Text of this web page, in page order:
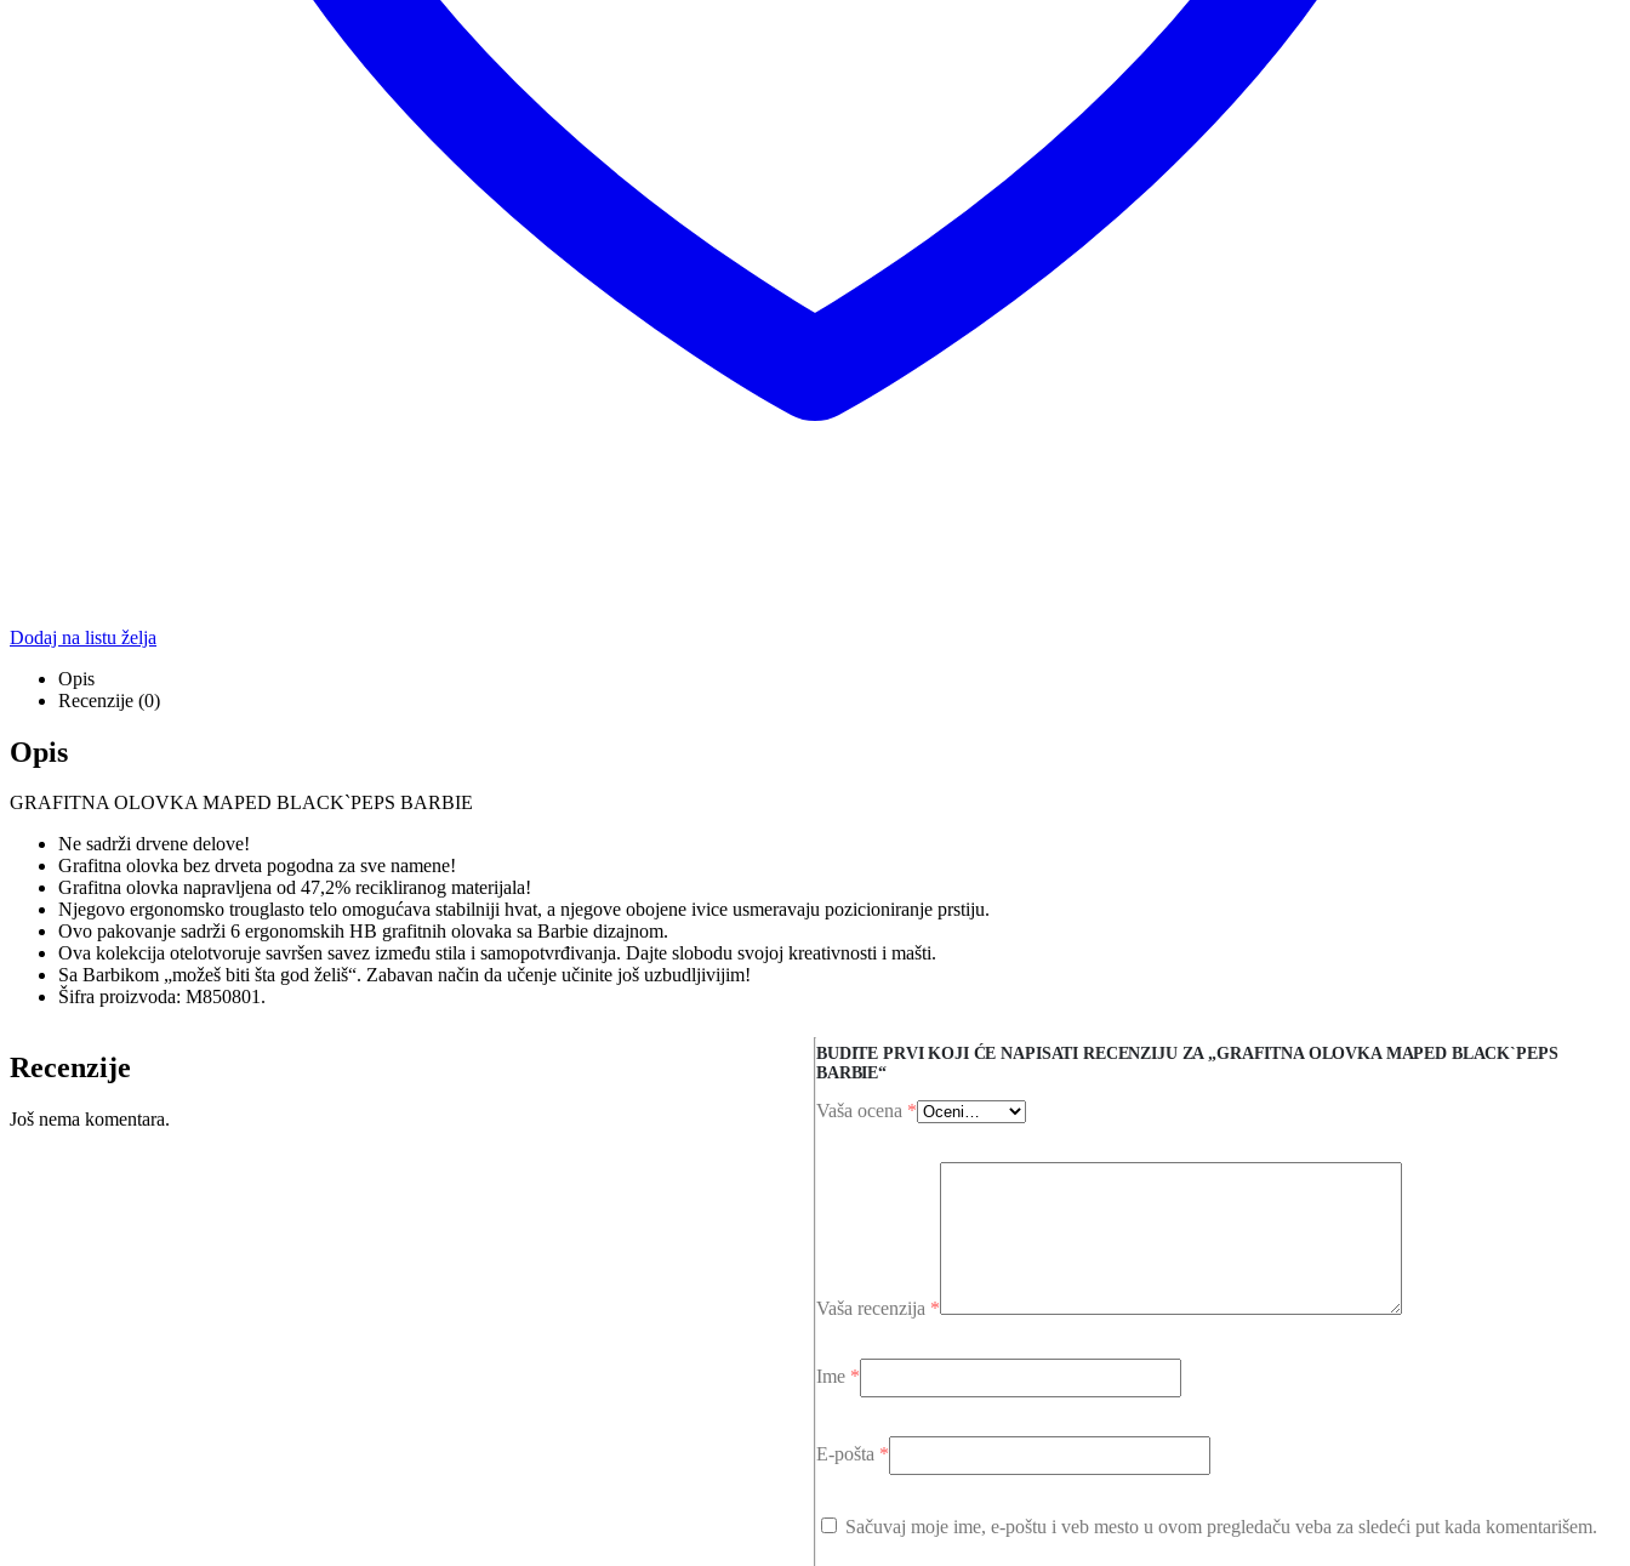
Dodaj na listu želja
Opis
Recenzije (0)
Opis
GRAFITNA OLOVKA MAPED BLACK`PEPS BARBIE
Ne sadrži drvene delove!
Grafitna olovka bez drveta pogodna za sve namene!
Grafitna olovka napravljena od 47,2% recikliranog materijala!
Njegovo ergonomsko trouglasto telo omogućava stabilniji hvat, a njegove obojene ivice usmeravaju pozicioniranje prstiju.
Ovo pakovanje sadrži 6 ergonomskih HB grafitnih olovaka sa Barbie dizajnom.
Ova kolekcija otelotvoruje savršen savez između stila i samopotvrđivanja. Dajte slobodu svojoj kreativnosti i mašti.
Sa Barbikom „možeš biti šta god želiš“. Zabavan način da učenje učinite još uzbudljivijim!
Šifra proizvoda: M850801.
Recenzije
Još nema komentara.
BUDITE PRVI KOJI ĆE NAPISATI RECENZIJU ZA „GRAFITNA OLOVKA MAPED BLACK`PEPS
BARBIE“
Vaša ocena *
Vaša recenzija *
Ime *
E-pošta *
Sačuvaj moje ime, e-poštu i veb mesto u ovom pregledaču veba za sledeći put kada komentarišem.